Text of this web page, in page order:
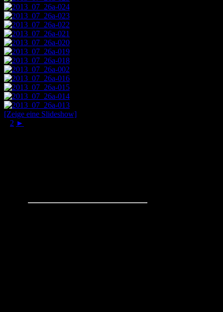
[Zeige eine Slideshow]
2 ►